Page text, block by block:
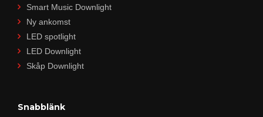
Smart Music Downlight
Ny ankomst
LED spotlight
LED Downlight
Skåp Downlight
Snabblänk